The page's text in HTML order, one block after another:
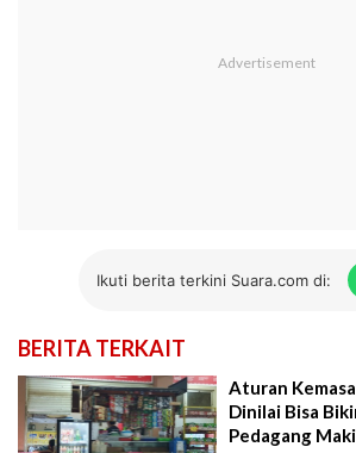
Ikuti berita terkini Suara.com di:
BERITA TERKAIT
Aturan
Dinilai Bisa
Pedagang